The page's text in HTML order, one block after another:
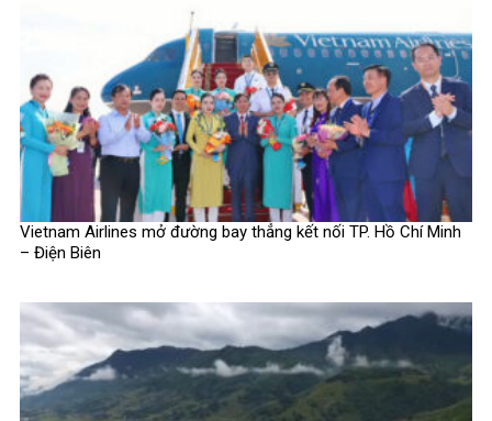
Vietnam Airlines mở đường bay thẳng kết nối TP. Hồ Chí Minh
– Điện Biên